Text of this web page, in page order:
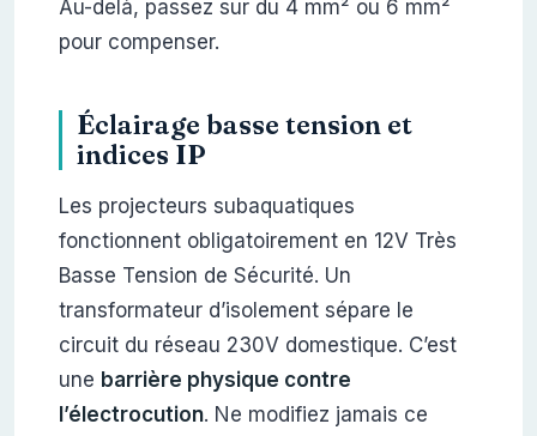
Au-delà, passez sur du 4 mm² ou 6 mm²
pour compenser.
Éclairage basse tension et
indices IP
Les projecteurs subaquatiques
fonctionnent obligatoirement en 12V Très
Basse Tension de Sécurité. Un
transformateur d’isolement sépare le
circuit du réseau 230V domestique. C’est
une barrière physique contre
l’électrocution. Ne modifiez jamais ce